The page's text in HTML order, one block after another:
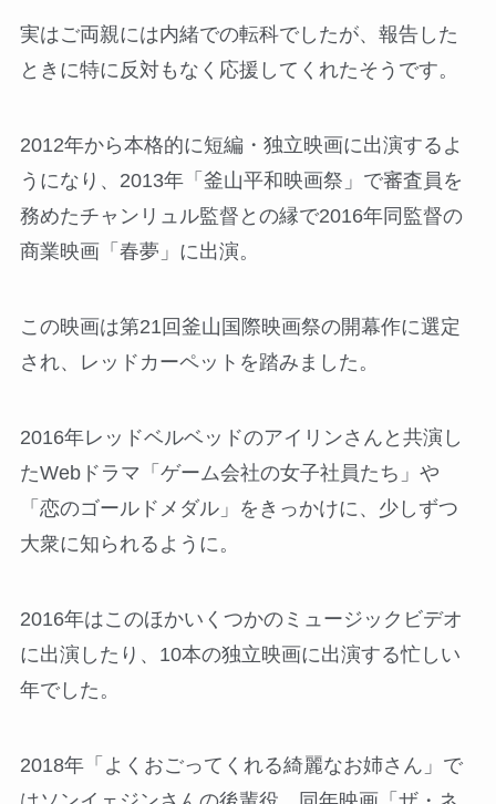
実はご両親には内緒での転科でしたが、報告した
ときに特に反対もなく応援してくれたそうです。
2012年から本格的に短編・独立映画に出演するよ
うになり、2013年「釜山平和映画祭」で審査員を
務めたチャンリュル監督との縁で2016年同監督の
商業映画「春夢」に出演。
この映画は第21回釜山国際映画祭の開幕作に選定
され、レッドカーペットを踏みました。
2016年レッドベルベッドのアイリンさんと共演し
たWebドラマ「ゲーム会社の女子社員たち」や
「恋のゴールドメダル」をきっかけに、少しずつ
大衆に知られるように。
2016年はこのほかいくつかのミュージックビデオ
に出演したり、10本の独立映画に出演する忙しい
年でした。
2018年「よくおごってくれる綺麗なお姉さん」で